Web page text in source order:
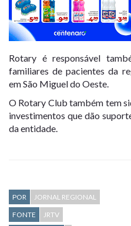
Rotary é responsável
familiares de pacientes da
em São Miguel do Oeste.
O Rotary Club também tem
investimentos que dão
da entidade.
POR
JORNAL REGIONAL
FONTE
JRTV